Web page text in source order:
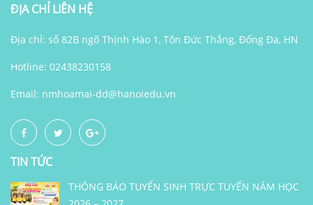
ĐỊA CHỈ LIÊN HỆ
Địa chỉ: số 82B ngõ Thịnh Hào 1, Tôn Đức Thắng, Đống Đa, HN
Hotline: 02438230158
Email: nmhoamai-dd@hanoiedu.vn
TIN TỨC
THÔNG BÁO TUYỂN SINH TRỰC TUYẾN NĂM HỌC